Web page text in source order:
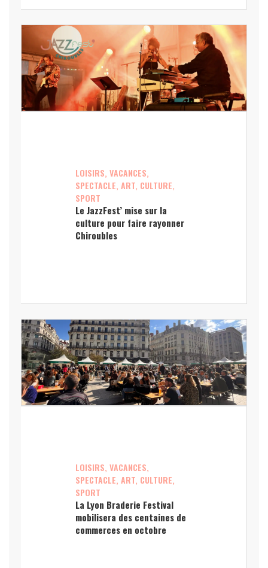
LOISIRS, VACANCES,
SPECTACLE, ART, CULTURE,
SPORT
Le JazzFest’ mise sur la
culture pour faire rayonner
Chiroubles
LOISIRS, VACANCES,
SPECTACLE, ART, CULTURE,
SPORT
La Lyon Braderie Festival
mobilisera des centaines de
commerces en octobre